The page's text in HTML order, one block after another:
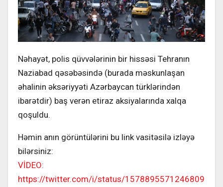
Nəhayət, polis qüvvələrinin bir hissəsi Tehranın
Naziabad qəsəbəsində (burada məskunlaşan
əhalinin əksəriyyəti Azərbaycan türklərindən
ibarətdir) baş verən etiraz aksiyalarında xalqa
qoşuldu.
Həmin anın görüntülərini bu link vasitəsilə izləyə
bilərsiniz:
VİDEO:
https://twitter.com/i/status/1578895571246809